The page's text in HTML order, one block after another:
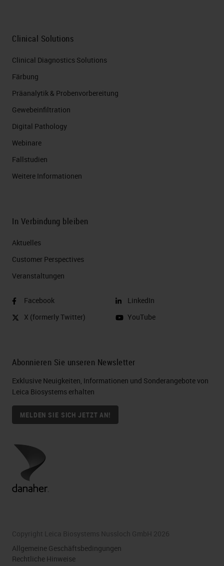
Clinical Solutions
Clinical Diagnostics Solutions
Färbung
Präanalytik & Probenvorbereitung
Gewebeinfiltration
Digital Pathology
Webinare
Fallstudien
Weitere Informationen
In Verbindung bleiben
Aktuelles
Customer Perspectives​
Veranstaltungen
Facebook
X (formerly Twitter)
LinkedIn
YouTube
Abonnieren Sie unseren Newsletter
Exklusive Neuigkeiten, Informationen und Sonderangebote von
Leica Biosystems erhalten
MELDEN SIE SICH JETZT AN!
Copyright Leica Biosystems Nussloch GmbH 2026
Allgemeine Geschäftsbedingungen
Rechtliche Hinweise